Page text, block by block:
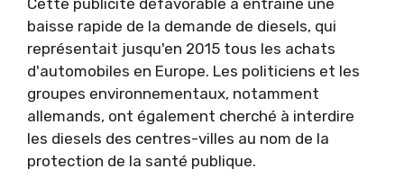
baisse rapide de la demande de diesels, qui
représentait jusqu'en 2015 tous les achats
d'automobiles en Europe. Les politiciens et les
groupes environnementaux, notamment
allemands, ont également cherché à interdire
les diesels des centres-villes au nom de la
protection de la santé publique.